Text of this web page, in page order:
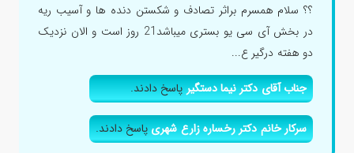
؟؟ سلام همسرم براثر تصادف و شکستن دنده ها و آسیب ریه
در بخش آی سی یو بستری میباشد21 روز است و الان نزدیک
دو هفته درگیر ع...
جناب آقای دکتر نیما دستگیرپاسخ دادند.
سرکار خانم دکتر رخساره زارع شهریپاسخ دادند.